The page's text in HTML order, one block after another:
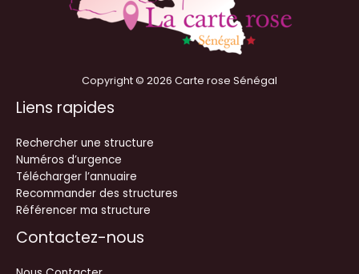
Copyright © 2026 Carte rose Sénégal
Liens rapides
Rechercher une structure
Numéros d’urgence
Télécharger l’annuaire
Recommander des structures
Référencer ma structure
Contactez-nous